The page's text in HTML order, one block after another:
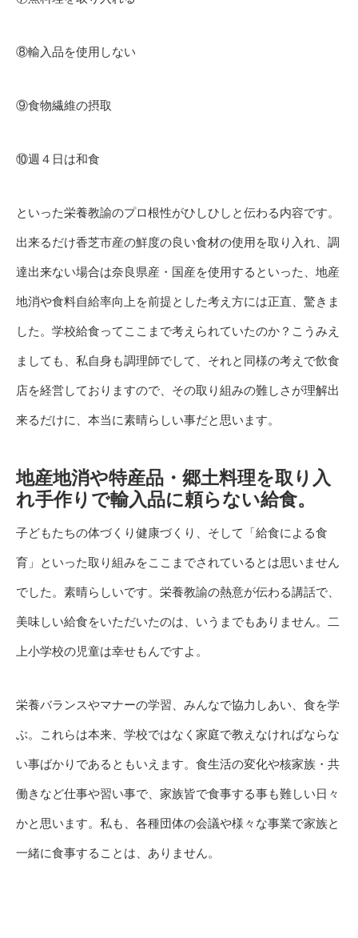
⑧輸入品を使用しない
⑨食物繊維の摂取
⑩週４日は和食
といった栄養教諭のプロ根性がひしひしと伝わる内容です。
出来るだけ香芝市産の鮮度の良い食材の使用を取り入れ、調
達出来ない場合は奈良県産・国産を使用するといった、地産
地消や食料自給率向上を前提とした考え方には正直、驚きま
した。学校給食ってここまで考えられていたのか？こうみえ
ましても、私自身も調理師でして、それと同様の考えで飲食
店を経営しておりますので、その取り組みの難しさが理解出
来るだけに、本当に素晴らしい事だと思います。
地産地消や特産品・郷土料理を取り入
れ手作りで輸入品に頼らない給食。
子どもたちの体づくり健康づくり、そして「給食による食
育」といった取り組みをここまでされているとは思いません
でした。素晴らしいです。栄養教諭の熱意が伝わる講話で、
美味しい給食をいただいたのは、いうまでもありません。二
上小学校の児童は幸せもんですよ。
栄養バランスやマナーの学習、みんなで協力しあい、食を学
ぶ。これらは本来、学校ではなく家庭で教えなければならな
い事ばかりであるともいえます。食生活の変化や核家族・共
働きなど仕事や習い事で、家族皆で食事する事も難しい日々
かと思います。私も、各種団体の会議や様々な事業で家族と
一緒に食事することは、ありません。